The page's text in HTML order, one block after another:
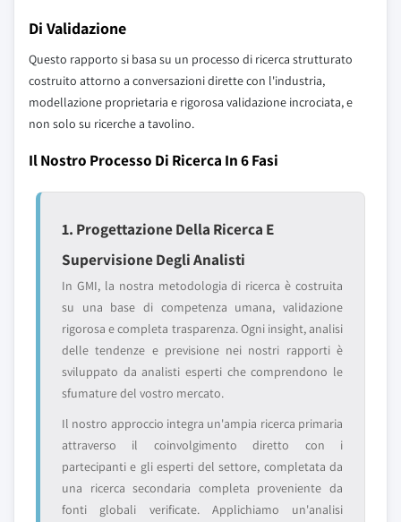
Di Validazione
Questo rapporto si basa su un processo di ricerca strutturato
costruito attorno a conversazioni dirette con l'industria,
modellazione proprietaria e rigorosa validazione incrociata, e
non solo su ricerche a tavolino.
Il Nostro Processo Di Ricerca In 6 Fasi
1. Progettazione Della Ricerca E
Supervisione Degli Analisti
In GMI, la nostra metodologia di ricerca è costruita
su una base di competenza umana, validazione
rigorosa e completa trasparenza. Ogni insight, analisi
delle tendenze e previsione nei nostri rapporti è
sviluppato da analisti esperti che comprendono le
sfumature del vostro mercato.
Il nostro approccio integra un'ampia ricerca primaria
attraverso il coinvolgimento diretto con i
partecipanti e gli esperti del settore, completata da
una ricerca secondaria completa proveniente da
fonti globali verificate. Applichiamo un'analisi